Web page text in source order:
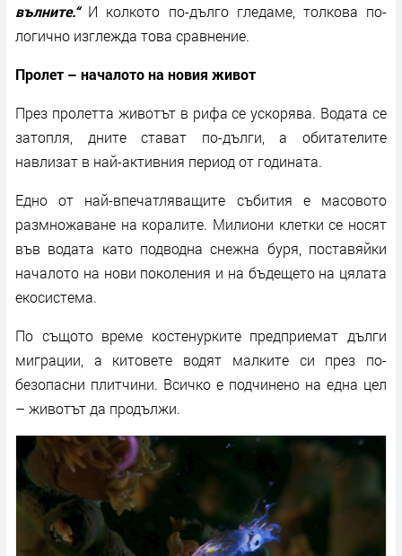
вълните.“ И колкото по-дълго гледаме, толкова по-
логично изглежда това сравнение.
Пролет – началото на новия живот
През пролетта животът в рифа се ускорява. Водата се
затопля, дните стават по-дълги, а обитателите
навлизат в най-активния период от годината.
Едно от най-впечатляващите събития е масовото
размножаване на коралите. Милиони клетки се носят
във водата като подводна снежна буря, поставяйки
началото на нови поколения и на бъдещето на цялата
екосистема.
По същото време костенурките предприемат дълги
миграции, а китовете водят малките си през по-
безопасни плитчини. Всичко е подчинено на една цел
– животът да продължи.